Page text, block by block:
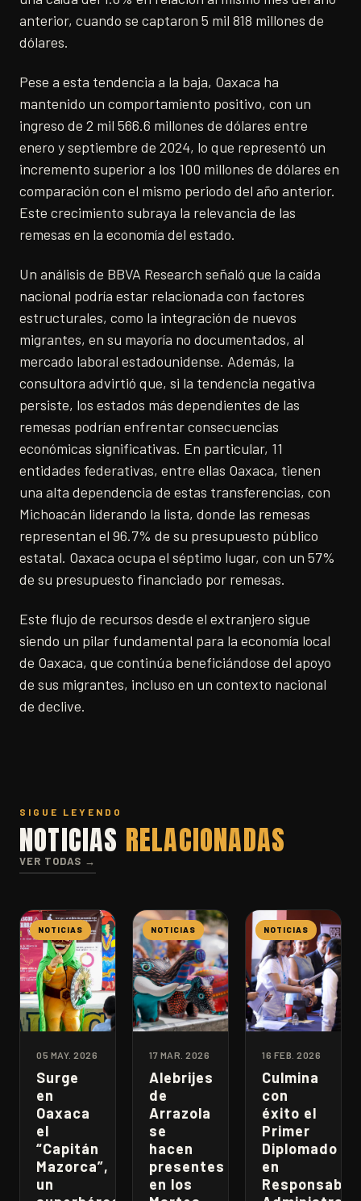
anterior, cuando se captaron 5 mil 818 millones de
dólares.
Pese a esta tendencia a la baja, Oaxaca ha
mantenido un comportamiento positivo, con un
ingreso de 2 mil 566.6 millones de dólares entre
enero y septiembre de 2024, lo que representó un
incremento superior a los 100 millones de dólares en
comparación con el mismo periodo del año anterior.
Este crecimiento subraya la relevancia de las
remesas en la economía del estado.
Un análisis de BBVA Research señaló que la caída
nacional podría estar relacionada con factores
estructurales, como la integración de nuevos
migrantes, en su mayoría no documentados, al
mercado laboral estadounidense. Además, la
consultora advirtió que, si la tendencia negativa
persiste, los estados más dependientes de las
remesas podrían enfrentar consecuencias
económicas significativas. En particular, 11
entidades federativas, entre ellas Oaxaca, tienen
una alta dependencia de estas transferencias, con
Michoacán liderando la lista, donde las remesas
representan el 96.7% de su presupuesto público
estatal. Oaxaca ocupa el séptimo lugar, con un 57%
de su presupuesto financiado por remesas.
Este flujo de recursos desde el extranjero sigue
siendo un pilar fundamental para la economía local
de Oaxaca, que continúa beneficiándose del apoyo
de sus migrantes, incluso en un contexto nacional
de declive.
SIGUE LEYENDO
NOTICIAS RELACIONADAS
VER TODAS →
NOTICIAS
05 MAY. 2026
Surge
en
Oaxaca
el
“Capitán
Mazorca”,
un
NOTICIAS
17 MAR. 2026
Alebrijes
de
Arrazola
se
hacen
presentes
en los
NOTICIAS
16 FEB. 2026
Culmina
con
éxito el
Primer
Diplomado
en